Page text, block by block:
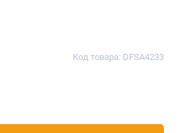
Код товара: DFSA4233